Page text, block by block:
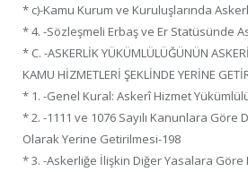
* c)-Kamu Kurum ve Kuruluşlarında
* 4. -Sözleşmeli Erbaş ve Er Statüsünde
* C. -ASKERLİK YÜKÜMLÜLÜĞÜNÜN
KAMU HİZMETLERİ ŞEKLİNDE YERİNE
* 1. -Genel Kural: Askerî Hizmet
* 2. -1111 ve 1076 Sayılı Kanunlara Göre
Olarak Yerine Getirilmesi-198
* 3. -Askerliğe İlişkin Diğer Yasalara Göre